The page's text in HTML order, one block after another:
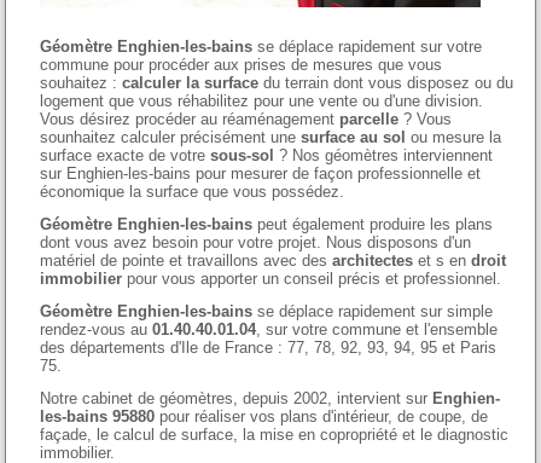
Géomètre Enghien-les-bains se déplace rapidement sur votre
commune pour procéder aux prises de mesures que vous
souhaitez :calculer la surface du terrain dont vous disposez ou du
logement que vous réhabilitez pour une vente ou d'une division.
Vous désirez procéder au réaménagement parcelle ? Vous
sounhaitez calculer précisément unesurface au sol ou mesure la
surface exacte de votresous-sol ? Nos géomètres interviennent
sur Enghien-les-bains pour mesurer de façon professionnelle et
économique la surface que vous possédez.
Géomètre Enghien-les-bains peut également produire les plans
dont vous avez besoin pour votre projet. Nous disposons d'un
matériel de pointe et travaillons avec desarchitectes et s endroit
immobilier pour vous apporter un conseil précis et professionnel.
Géomètre Enghien-les-bains se déplace rapidement sur simple
rendez-vous au01.40.40.01.04, sur votre commune et l'ensemble
des départements d'Ile de France : 77, 78, 92, 93, 94, 95 et Paris
75.
Notre cabinet de géomètres, depuis 2002, intervient sur Enghien-
les-bains 95880 pour réaliser vos plans d'intérieur, de coupe, de
façade, le calcul de surface, la mise en copropriété et le diagnostic
immobilier.